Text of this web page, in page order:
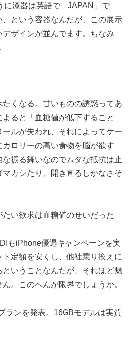
に漆器は英語で「JAPAN」で
という容器なんだが、この展示
ザインが並んでます。ちなみ
くなる。甘いものの誘惑ってあ
ると「血糖値が低下すること
ルが失われ、それによってケー
ロリーの高い食物を脳が欲す
振る舞いなのでムダな抵抗は止
カシたり、開き直るしかなさそ
い欲求は血糖値のせいだった
もiPhone優遇キャンペーンを実
定額を安くし、他社乗り換えに
いうことなんだが、それほど魅
。このへんが限界でしょうか。
ランを発表。16GBモデルは実質